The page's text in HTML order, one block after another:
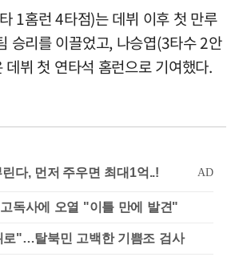
1홈런 4타점)는 데뷔 이후 첫 만루
승리를 이끌었고, 나승엽(3타수 2안
뷔 첫 연타석 홈런으로 기여했다.
독사에 오열 "이틀 만에 발견"
로"…탈북민 고백한 기쁨조 검사